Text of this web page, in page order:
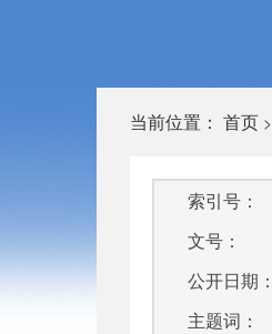
当前位置： 首页 >
索引号：
文号：
公开日期：
主题词：